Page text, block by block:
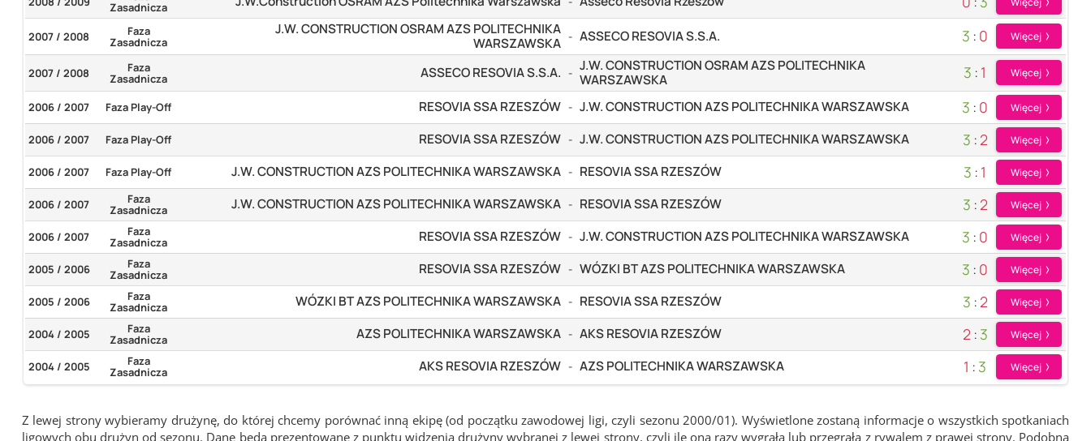
Zasadnicza
2007 / 2008 Faza
Zasadnicza
J.W. CONSTRUCTION OSRAM AZS POLITECHNIKA
WARSZAWSKA - ASSECO RESOVIA S.S.A. 3 : 0 Więcej
2007 / 2008 Faza
Zasadnicza ASSECO RESOVIA S.S.A. - J.W. CONSTRUCTION OSRAM AZS POLITECHNIKA
WARSZAWSKA
3 : 1 Więcej
2006 / 2007 Faza Play-Off RESOVIA SSA RZESZÓW - J.W. CONSTRUCTION AZS POLITECHNIKA WARSZAWSKA 3 : 0 Więcej
2006 / 2007 Faza Play-Off RESOVIA SSA RZESZÓW - J.W. CONSTRUCTION AZS POLITECHNIKA WARSZAWSKA 3 : 2 Więcej
2006 / 2007 Faza Play-Off J.W. CONSTRUCTION AZS POLITECHNIKA WARSZAWSKA - RESOVIA SSA RZESZÓW 3 : 1 Więcej
2006 / 2007 Faza
Zasadnicza J.W. CONSTRUCTION AZS POLITECHNIKA WARSZAWSKA - RESOVIA SSA RZESZÓW 3 : 2 Więcej
2006 / 2007 Faza
Zasadnicza RESOVIA SSA RZESZÓW - J.W. CONSTRUCTION AZS POLITECHNIKA WARSZAWSKA 3 : 0 Więcej
2005 / 2006 Faza
Zasadnicza RESOVIA SSA RZESZÓW - WÓZKI BT AZS POLITECHNIKA WARSZAWSKA 3 : 0 Więcej
2005 / 2006 Faza
Zasadnicza WÓZKI BT AZS POLITECHNIKA WARSZAWSKA - RESOVIA SSA RZESZÓW 3 : 2 Więcej
2004 / 2005 Faza
Zasadnicza AZS POLITECHNIKA WARSZAWSKA - AKS RESOVIA RZESZÓW 2 : 3 Więcej
2004 / 2005 Faza
Zasadnicza AKS RESOVIA RZESZÓW - AZS POLITECHNIKA WARSZAWSKA 1 : 3 Więcej
Z lewej strony wybieramy drużynę, do której chcemy porównać inną ekipę (od początku zawodowej ligi, czyli sezonu 2000/01). Wyświetlone zostaną informacje o wszystkich spotkaniach
ligowych obu drużyn od sezonu. Dane będą prezentowane z punktu widzenia drużyny wybranej z lewej strony, czyli ile ona razy wygrała lub przegrała z rywalem z prawej strony. Podobna